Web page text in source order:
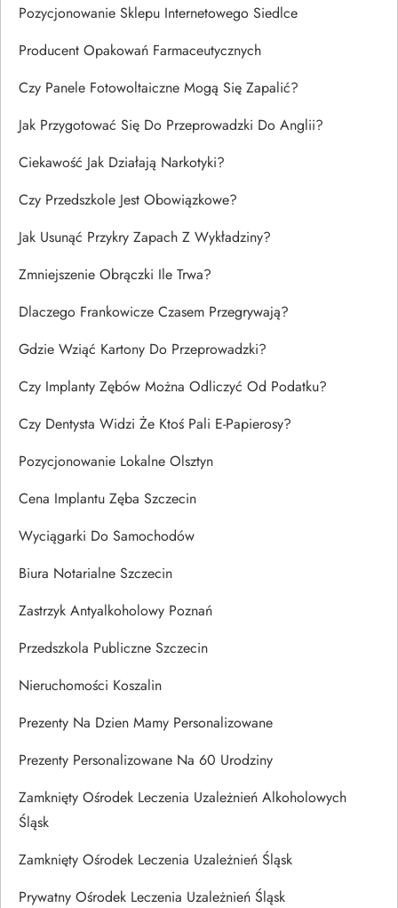
Pozycjonowanie Sklepu Internetowego Siedlce
Producent Opakowań Farmaceutycznych
Czy Panele Fotowoltaiczne Mogą Się Zapalić?
Jak Przygotować Się Do Przeprowadzki Do Anglii?
Ciekawość Jak Działają Narkotyki?
Czy Przedszkole Jest Obowiązkowe?
Jak Usunąć Przykry Zapach Z Wykładziny?
Zmniejszenie Obrączki Ile Trwa?
Dlaczego Frankowicze Czasem Przegrywają?
Gdzie Wziąć Kartony Do Przeprowadzki?
Czy Implanty Zębów Można Odliczyć Od Podatku?
Czy Dentysta Widzi Że Ktoś Pali E-Papierosy?
Pozycjonowanie Lokalne Olsztyn
Cena Implantu Zęba Szczecin
Wyciągarki Do Samochodów
Biura Notarialne Szczecin
Zastrzyk Antyalkoholowy Poznań
Przedszkola Publiczne Szczecin
Nieruchomości Koszalin
Prezenty Na Dzien Mamy Personalizowane
Prezenty Personalizowane Na 60 Urodziny
Zamknięty Ośrodek Leczenia Uzależnień Alkoholowych
Śląsk
Zamknięty Ośrodek Leczenia Uzależnień Śląsk
Prywatny Ośrodek Leczenia Uzależnień Śląsk